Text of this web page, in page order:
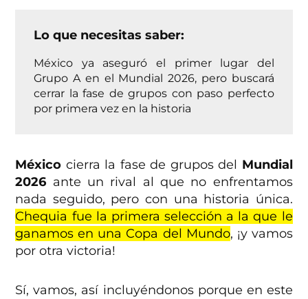
Lo que necesitas saber:
México ya aseguró el primer lugar del
Grupo A en el Mundial 2026, pero buscará
cerrar la fase de grupos con paso perfecto
por primera vez en la historia
México cierra la fase de grupos del Mundial
2026 ante un rival al que no enfrentamos
nada seguido, pero con una historia única.
Chequia fue la primera selección a la que le
ganamos en una Copa del Mundo, ¡y vamos
por otra victoria!
Sí, vamos, así incluyéndonos porque en este